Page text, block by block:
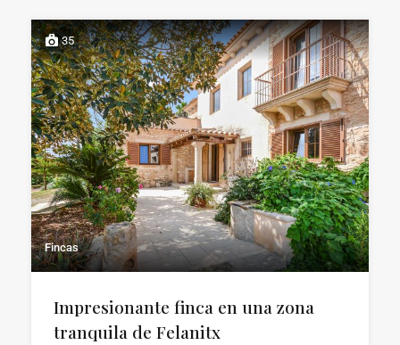
35
Fincas
Impresionante finca en una zona
tranquila de Felanitx